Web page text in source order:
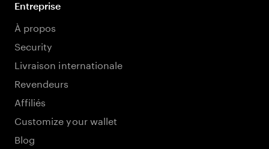
Entreprise
À propos
Security
Livraison internationale
Revendeurs
Affiliés
Customize your wallet
Blog